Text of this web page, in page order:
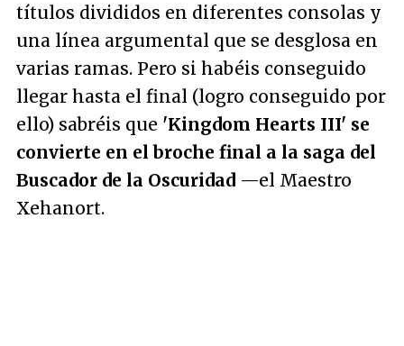
títulos divididos en diferentes consolas y
una línea argumental que se desglosa en
varias ramas. Pero si habéis conseguido
llegar hasta el final (logro conseguido por
ello) sabréis que 'Kingdom Hearts III' se
convierte en el broche final a la saga del
Buscador de la Oscuridad —el Maestro
Xehanort.